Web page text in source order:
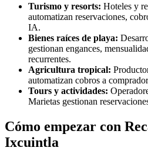
Turismo y resorts: Hoteles y
automatizan reservaciones,
IA.
Bienes raíces de playa:
gestionan engances,
recurrentes.
Agricultura tropical:
automatizan cobros a
Tours y actividades:
Marietas gestionan
Cómo empezar con
Ixcuintla